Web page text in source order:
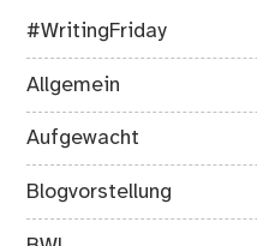
#WritingFriday
Allgemein
Aufgewacht
Blogvorstellung